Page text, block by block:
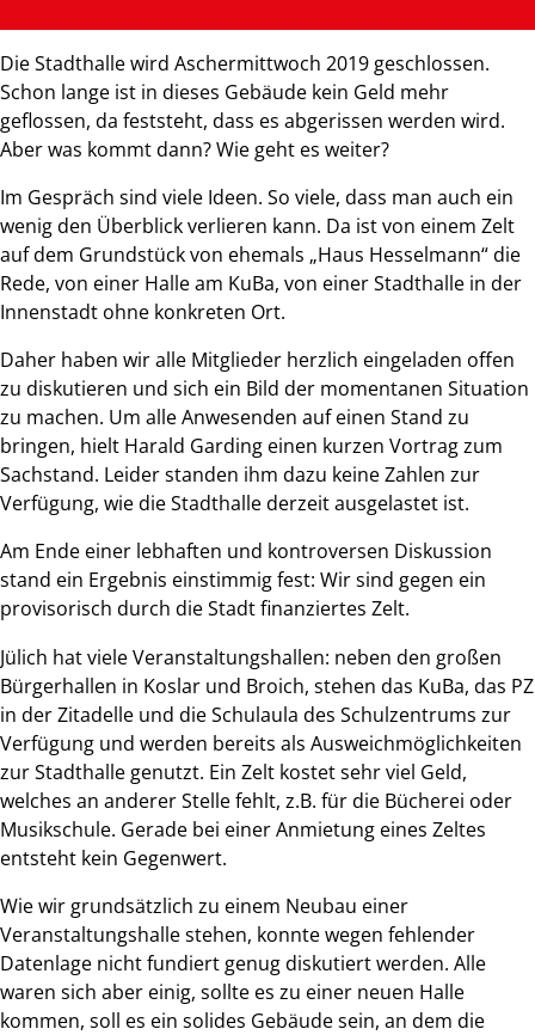
Die Stadthalle wird Aschermittwoch 2019 geschlossen.
Schon lange ist in dieses Gebäude kein Geld mehr
geflossen, da feststeht, dass es abgerissen werden wird.
Aber was kommt dann? Wie geht es weiter?
Im Gespräch sind viele Ideen. So viele, dass man auch ein
wenig den Überblick verlieren kann. Da ist von einem Zelt
auf dem Grundstück von ehemals „Haus Hesselmann“ die
Rede, von einer Halle am KuBa, von einer Stadthalle in der
Innenstadt ohne konkreten Ort.
Daher haben wir alle Mitglieder herzlich eingeladen offen
zu diskutieren und sich ein Bild der momentanen Situation
zu machen. Um alle Anwesenden auf einen Stand zu
bringen, hielt Harald Garding einen kurzen Vortrag zum
Sachstand. Leider standen ihm dazu keine Zahlen zur
Verfügung, wie die Stadthalle derzeit ausgelastet ist.
Am Ende einer lebhaften und kontroversen Diskussion
stand ein Ergebnis einstimmig fest: Wir sind gegen ein
provisorisch durch die Stadt finanziertes Zelt.
Jülich hat viele Veranstaltungshallen: neben den großen
Bürgerhallen in Koslar und Broich, stehen das KuBa, das PZ
in der Zitadelle und die Schulaula des Schulzentrums zur
Verfügung und werden bereits als Ausweichmöglichkeiten
zur Stadthalle genutzt. Ein Zelt kostet sehr viel Geld,
welches an anderer Stelle fehlt, z.B. für die Bücherei oder
Musikschule. Gerade bei einer Anmietung eines Zeltes
entsteht kein Gegenwert.
Wie wir grundsätzlich zu einem Neubau einer
Veranstaltungshalle stehen, konnte wegen fehlender
Datenlage nicht fundiert genug diskutiert werden. Alle
waren sich aber einig, sollte es zu einer neuen Halle
kommen, soll es ein solides Gebäude sein, an dem die